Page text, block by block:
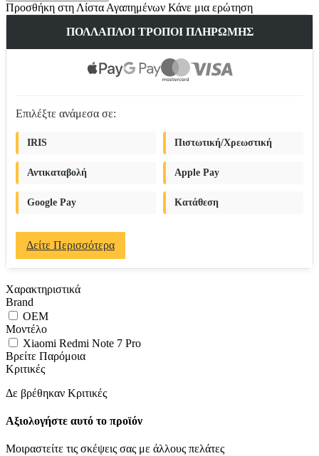
Προσθήκη στη Λίστα Αγαπημένων Κάνε μια ερώτηση
ΠΟΛΛΑΠΛΟΊ ΤΡΌΠΟΙ ΠΛΗΡΩΜΉΣ
Επιλέξτε ανάμεσα σε:
IRIS Πιστωτική/Χρεωστική
Αντικαταβολή Apple Pay
Google Pay Κατάθεση
Δείτε Περισσότερα
Χαρακτηριστικά
Brand
OEM
Μοντέλο
Xiaomi Redmi Note 7 Pro
Βρείτε Παρόμοια
Κριτικές
Δε βρέθηκαν Κριτικές
Αξιολογήστε αυτό το προϊόν
Μοιραστείτε τις σκέψεις σας με άλλους πελάτες